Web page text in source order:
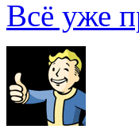
Всё уже